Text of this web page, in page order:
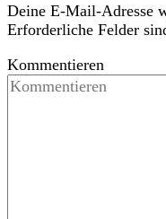
Deine E-Mail-Adresse
Erforderliche Felder
Kommentieren